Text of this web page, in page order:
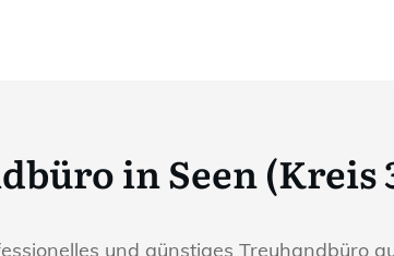
in Seen (Kreis
und günstiges Treuhandbüro